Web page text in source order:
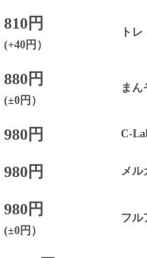
810円
(+40円）
ト
880円
(±0円）
まん
980円 C-
980円 メル
980円
(±0円）
フル